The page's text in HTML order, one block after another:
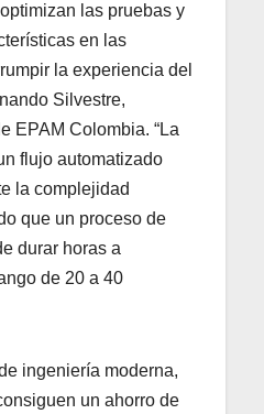
las pruebas y
en las
la experiencia del
Silvestre,
EPAM Colombia. “La
flujo automatizado
la complejidad
que un proceso de
durar horas a
de 20 a 40
ingeniería moderna,
un ahorro de